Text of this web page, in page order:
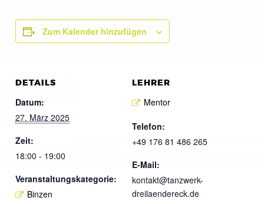
Zum Kalender hinzufügen
DETAILS
Datum:
27. März 2025
Zeit:
18:00 - 19:00
Veranstaltungskategorie:
Binzen
LEHRER
Mentor
Telefon:
+49 176 81 486 265
E-Mail:
kontakt@tanzwerk-
dreilaendereck.de